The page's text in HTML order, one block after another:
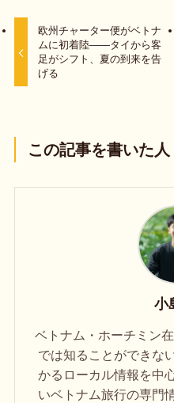
欧州チャーター便がベトナ
ムに初着陸——タイから客
足がシフト、夏の到来を告
げる
この記事を書いた人
小
ベトナム・ホーチミン
では知ることができな
かるローカル情報を中
いベトナム旅行の専門